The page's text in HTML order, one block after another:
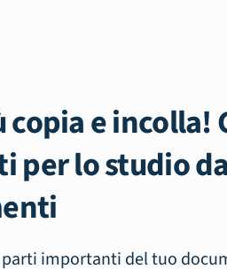
copia e incolla!
per lo studio
importanti del tuo